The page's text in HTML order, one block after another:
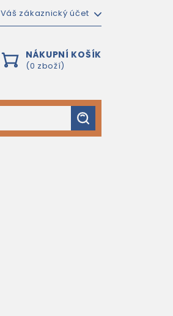
Váš zákaznický účet
NÁKUPNÍ KOŠÍK
(0 zboží)